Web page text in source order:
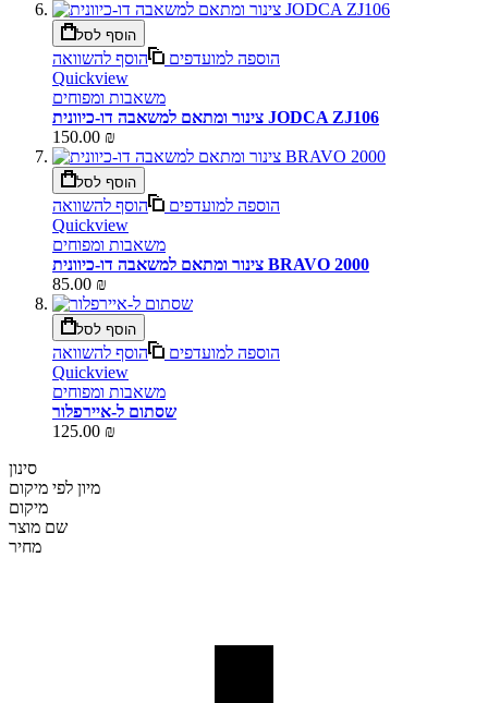
הוסף לסל
הוספה למועדפים
הוסף להשוואה
Quickview
משאבות ומפוחים
צינור ומתאם למשאבה דו-כיוונית JODCA ZJ106
150.00 ₪
הוסף לסל
הוספה למועדפים
הוסף להשוואה
Quickview
משאבות ומפוחים
צינור ומתאם למשאבה דו-כיוונית BRAVO 2000
85.00 ₪
הוסף לסל
הוספה למועדפים
הוסף להשוואה
Quickview
משאבות ומפוחים
שסתום ל-איירפלור
125.00 ₪
סינון
מיון לפי מיקום
מיקום
שם מוצר
מחיר